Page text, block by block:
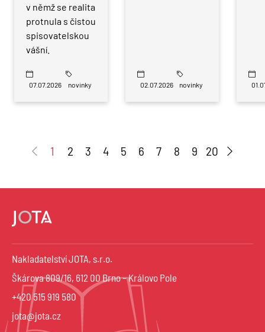
v němž se realita
protnula s čistou
spisovatelskou
vášní.
07.07.2026 novinky 02.07.2026 novinky
1 2 3 4 5 6 7 8 9 20
Nakladatelství JOTA, s.r.o.
Škárova 809/16, 612 00 Brno – Královo Pole
+420 515 919 580
jota@jota.cz